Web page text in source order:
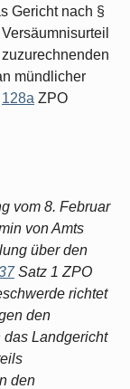
Gericht nach §
mündlicher
128a ZPO
vom 8. Februar
von Amts
über den
Satz 1 ZPO
richtet
den
das Landgericht
den